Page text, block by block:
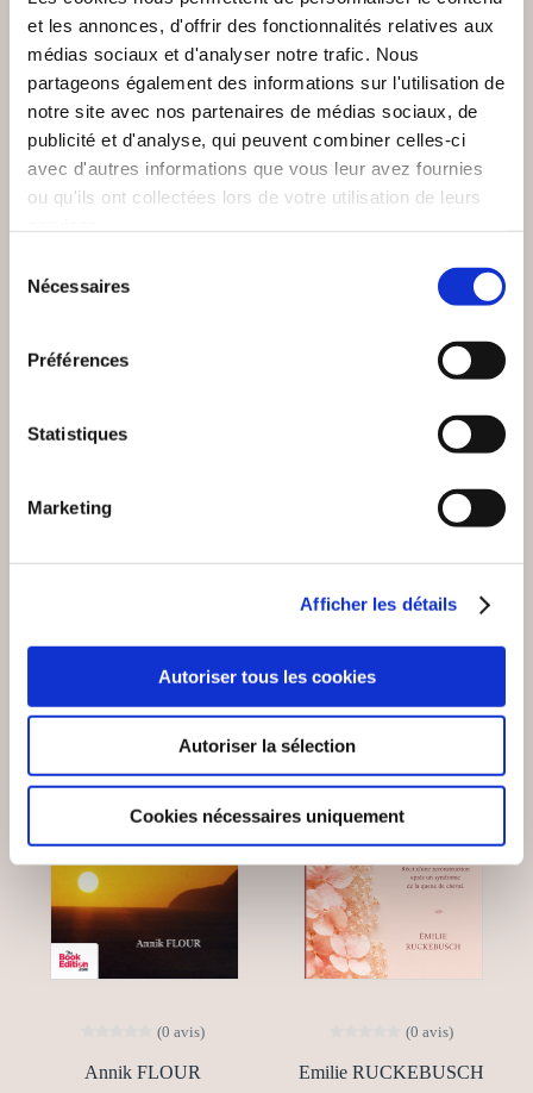
et les annonces, d'offrir des fonctionnalités relatives aux
médias sociaux et d'analyser notre trafic. Nous
partageons également des informations sur l'utilisation de
notre site avec nos partenaires de médias sociaux, de
publicité et d'analyse, qui peuvent combiner celles-ci
avec d'autres informations que vous leur avez fournies
ou qu'ils ont collectées lors de votre utilisation de leurs
Nécessaires
Préférences
Statistiques
Marketing
Afficher les détails
Autoriser tous les cookies
Autoriser la sélection
Cookies nécessaires uniquement
Dominique SALORD Anne Réveillion
MA VIE À VOIX NUE
15€00
(0 avis)
Annik FLOUR
(0 avis)
Emilie RUCKEBUSCH